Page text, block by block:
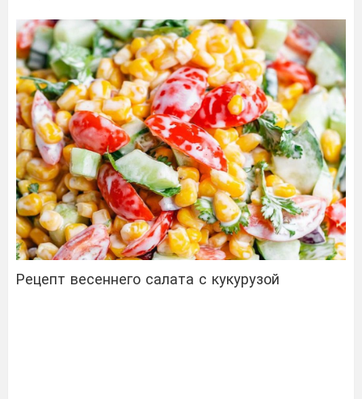
Рецепт весеннего салата с кукурузой